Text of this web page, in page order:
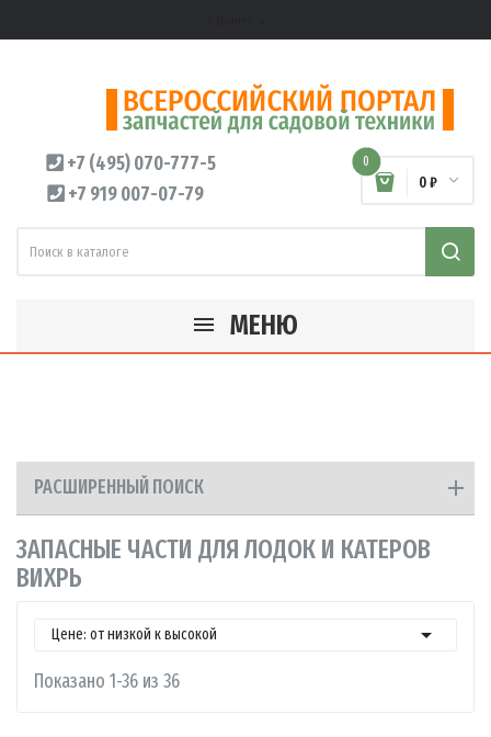
+7 (495) 070-777-5
+7 919 007-07-79
0
0 ₽
МЕНЮ
РАСШИРЕННЫЙ ПОИСК
ЗАПАСНЫЕ ЧАСТИ ДЛЯ ЛОДОК И КАТЕРОВ
ВИХРЬ
Цене: от низкой к высокой 
Показано 1-36 из 36